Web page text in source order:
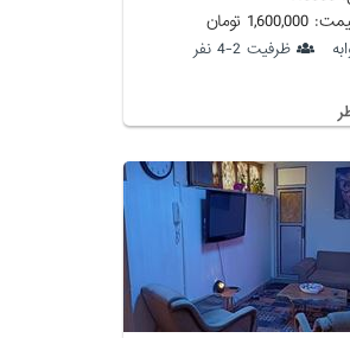
تومان
ظرفیت 2-4 نفر